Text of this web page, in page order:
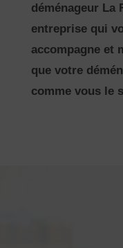
déménageur La
entreprise qui
accompagne et
que votre
comme vous le